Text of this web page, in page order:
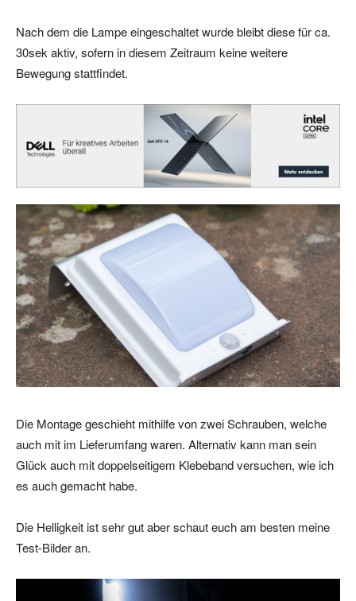
Nach dem die Lampe eingeschaltet wurde bleibt diese für ca.
30sek aktiv, sofern in diesem Zeitraum keine weitere
Bewegung stattfindet.
Die Montage geschieht mithilfe von zwei Schrauben, welche
auch mit im Lieferumfang waren. Alternativ kann man sein
Glück auch mit doppelseitigem Klebeband versuchen, wie ich
es auch gemacht habe.
Die Helligkeit ist sehr gut aber schaut euch am besten meine
Test-Bilder an.